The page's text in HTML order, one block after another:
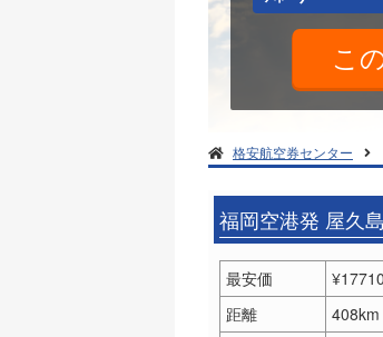
格安航空券センター
福岡空港発 屋久
最安価
¥17710
距離
408km